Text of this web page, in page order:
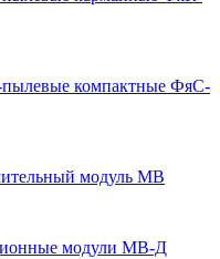
пылевые компактные ФяС-
модуль МВ
модули МВ-Д